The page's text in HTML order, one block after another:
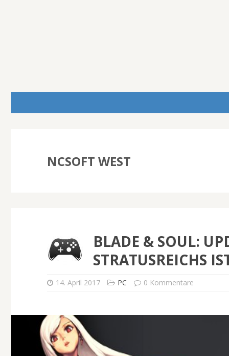
NCSOFT WEST
BLADE & SOUL:
STRATUSREICHS
14. April 2017 PC 0 Kommentare